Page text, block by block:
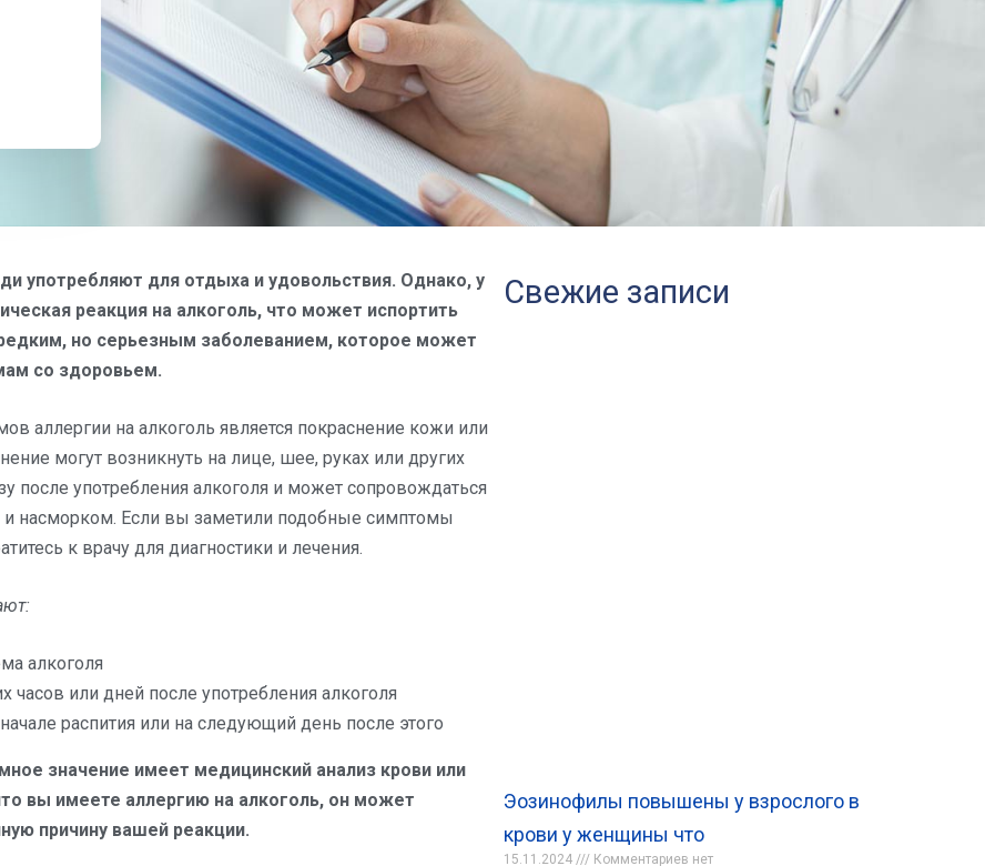
употребляют для отдыха и удовольствия. Однако, у
реакция на алкоголь, что может испортить
но серьезным заболеванием, которое может
со здоровьем.
аллергии на алкоголь является покраснение кожи или
могут возникнуть на лице, шее, руках или других
после употребления алкоголя и может сопровождаться
насморком. Если вы заметили подобные симптомы
к врачу для диагностики и лечения.
алкоголя
часов или дней после употребления алкоголя
распития или на следующий день после этого
значение имеет медицинский анализ крови или
вы имеете аллергию на алкоголь, он может
причину вашей реакции.
Свежие записи
Эозинофилы повышены у взрослого в
крови у женщины что
15.11.2024 Комментариев нет